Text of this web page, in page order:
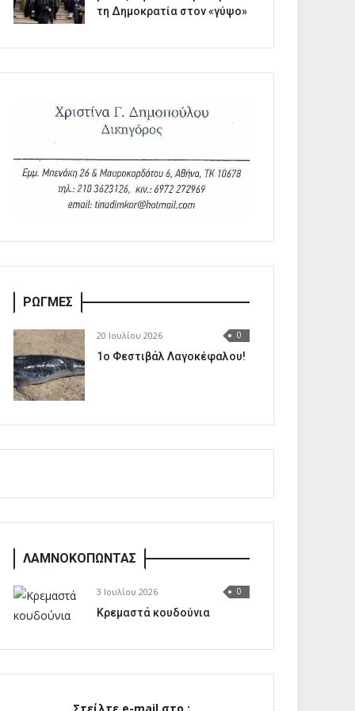
τη Δημοκρατία στον «γύψο»
ΡΩΓΜΕΣ
20 Ιουλίου 2026 0
1o Φεστιβάλ Λαγοκέφαλου!
ΛΑΜΝΟΚΟΠΩΝΤΑΣ
3 Ιουλίου 2026 0
Κρεμαστά κουδούνια